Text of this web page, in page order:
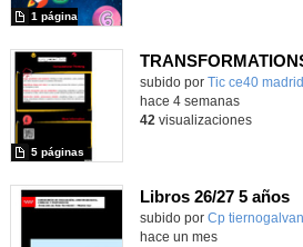
1 página
subido por Tic ce40 madrid
5 páginas
hace 4 semanas
42 visualizaciones
Libros 26/27 5 años
subido por Cp
hace un mes